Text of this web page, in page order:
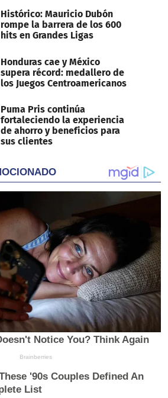
Histórico: Mauricio Dubón
rompe la barrera de los 600
hits en Grandes Ligas
Honduras cae y México
supera récord: medallero de
los Juegos Centroamericanos
Puma Pris continúa
fortaleciendo la experiencia
de ahorro y beneficios para
sus clientes